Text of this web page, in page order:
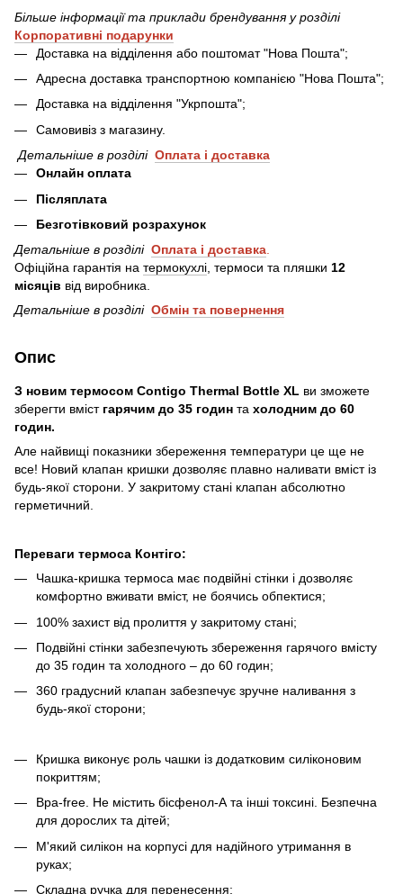
Більше інформації та приклади брендування у розділі
Корпоративні подарунки
Доставка на відділення або поштомат "Нова Пошта";
Адресна доставка транспортною компанією "Нова Пошта";
Доставка на відділення "Укрпошта";
Самовивіз з магазину.
Детальніше в розділі Оплата і доставка
Онлайн оплата
Післяплата
Безготівковий розрахунок
Детальніше в розділі Оплата і доставка.
Офіційна гарантія на термокухлі, термоси та пляшки 12
місяців від виробника.
Детальніше в розділі Обмін та повернення
Опис
З новим термосом Contigo Thermal Bottle XL ви зможете
зберегти вміст гарячим до 35 годин та холодним до 60
годин.
Але найвищі показники збереження температури це ще не
все! Новий клапан кришки дозволяє плавно наливати вміст із
будь-якої сторони. У закритому стані клапан абсолютно
герметичний.
Переваги термоса Контіго:
Чашка-кришка термоса має подвійні стінки і дозволяє
комфортно вживати вміст, не боячись обпектися;
100% захист від пролиття у закритому стані;
Подвійні стінки забезпечують збереження гарячого вмісту
до 35 годин та холодного – до 60 годин;
360 градусний клапан забезпечує зручне наливання з
будь-якої сторони;
Кришка виконує роль чашки із додатковим силіконовим
покриттям;
Bpa-free. Не містить бісфенол-А та інші токсині. Безпечна
для дорослих та дітей;
М'який силікон на корпусі для надійного утримання в
руках;
Складна ручка для перенесення;